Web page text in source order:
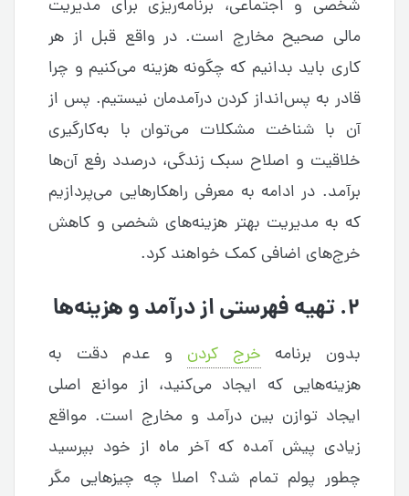
شخصی و اجتماعی، برنامه‌‌ریزی برای مدیریت
مالی صحیح مخارج است. در واقع قبل از هر
کاری باید بدانیم که چگونه هزینه می‌‌کنیم و چرا
قادر به پس‌‌انداز کردن درآمد‌‌مان نیستیم. پس از
آن با شناخت مشکلات ‌می‌‌توان با به‌کارگیری
خلاقیت و اصلاح سبک زندگی، درصدد رفع آن‌ها
برآمد. در ادامه به معرفی راهکارهایی می‌‌پردازیم
که به مدیریت بهتر هزینه‌‌های شخصی و کاهش
خرج‌‌های اضافی کمک خواهند کرد.
۲. تهیه فهرستی از درآمد و هزینه‌‌ها
بدون برنامه خرج کردن و عدم دقت به
هزینه‌‌هایی که ایجاد ‌‌می‌کنید، از موانع اصلی
ایجاد توازن بین درآمد و مخارج است. مواقع
زیادی پیش‌ آمده که آخر ماه از خود بپرسید
چطور پولم تمام شد؟ اصلا چه چیزهایی مگر